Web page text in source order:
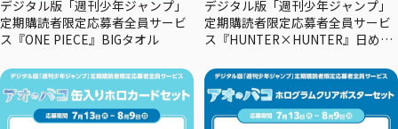
デジタル版「週刊少年ジャンプ」
定期購読者限定応募者全員サービ
ス『ONE PIECE』BIGタオル
デジタル版「週刊少年ジャンプ」
定期購読者限定応募者全員サービ
ス『HUNTER×HUNTER』日めく